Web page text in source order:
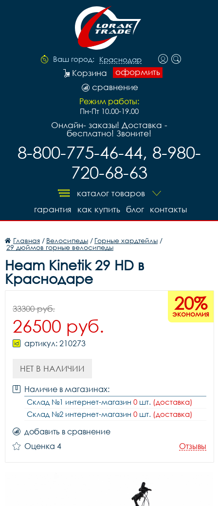
Ваш город: Краснодар
оформить
Корзина
сравнение
Режим работы:
Пн-Пт 10.00-19.00
Онлайн- заказы! Доставка -
бесплатно! Звоните!
8-800-775-46-44, 8-980-
720-68-63
каталог товаров
контакты
блог
как купить
гарантия
Главная / Велосипеды / Горные хардтейлы /
29 дюймов горные велосипеды
Heam Kinetik 29 HD в
Краснодаре
20%
экономия
33300 руб.
26500 руб.
артикул: 210273
НЕТ В НАЛИЧИИ
Наличие в магазинах:
Склад №1 интернет-магазин 0 шт. (доставка)
Склад №2 интернет-магазин 0 шт. (доставка)
добавить в сравнение
Оценка 4
Отзывы